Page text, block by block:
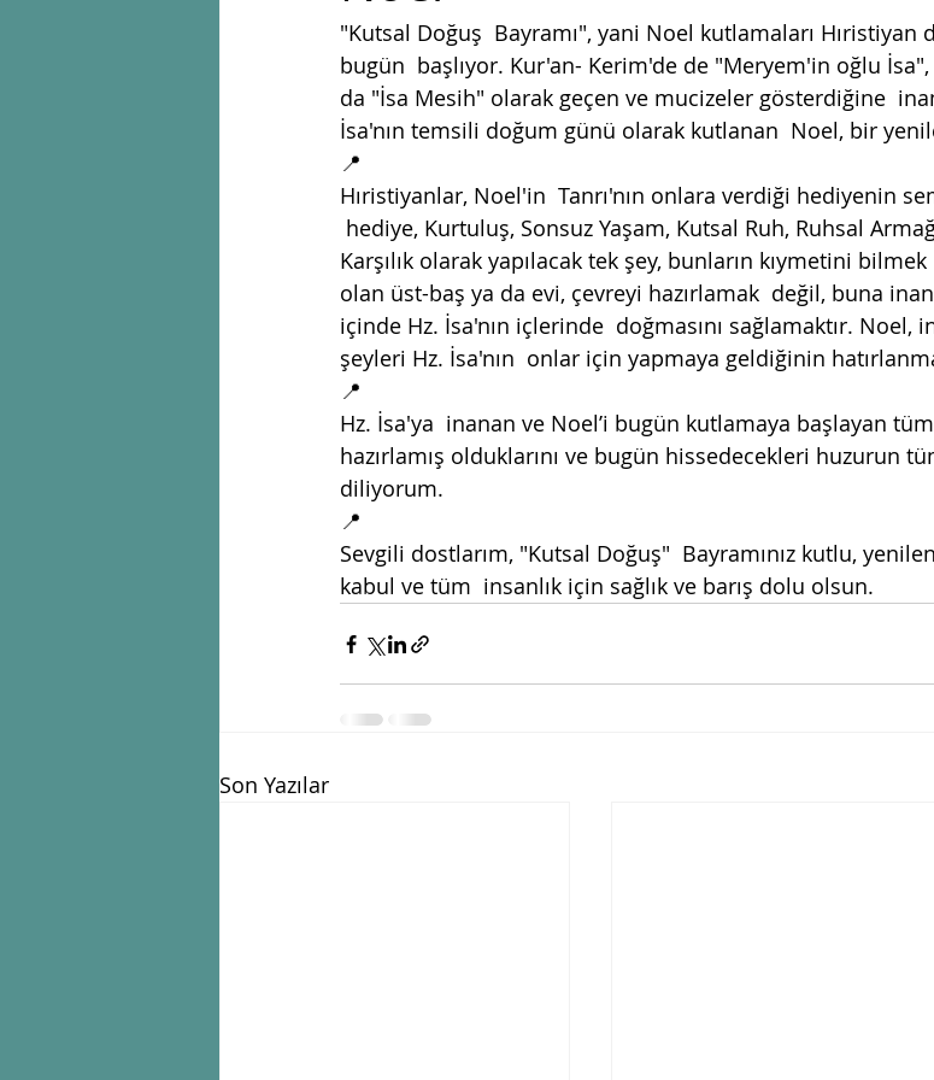
"Kutsal Doğuş  Bayramı", yani Noel kutlamaları Hıristiyan
bugün  başlıyor. Kur'an- Kerim'de de "Meryem'in oğlu
da "İsa Mesih" olarak geçen ve mucizeler gösterdiğine
İsa'nın temsili doğum günü olarak kutlanan  Noel, bir
📍
Hıristiyanlar, Noel'in  Tanrı'nın onlara verdiği hediyenin
hediye, Kurtuluş, Sonsuz Yaşam, Kutsal Ruh, Ruhsal
Karşılık olarak yapılacak tek şey, bunların kıymetini
olan üst-baş ya da evi, çevreyi hazırlamak  değil, buna
içinde Hz. İsa'nın içlerinde  doğmasını sağlamaktır. Noel,
şeyleri Hz. İsa'nın  onlar için yapmaya geldiğinin
📍
Hz. İsa'ya  inanan ve Noel’i bugün kutlamaya başlayan tüm
hazırlamış olduklarını ve bugün hissedecekleri huzurun
diliyorum.
📍
Sevgili dostlarım, "Kutsal Doğuş"  Bayramınız kutlu,
kabul ve tüm  insanlık için sağlık ve barış dolu olsun.
Son Yazılar